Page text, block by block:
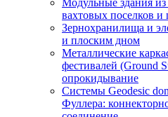
вахтовых поселков и
Зернохранилища и
и плоским дном
Металлические
фестивалей (Ground
опрокидывание
Системы Geodesic
Фуллера: